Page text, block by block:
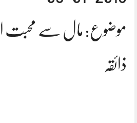
موضوع: مال سے محبت
ذائقہ